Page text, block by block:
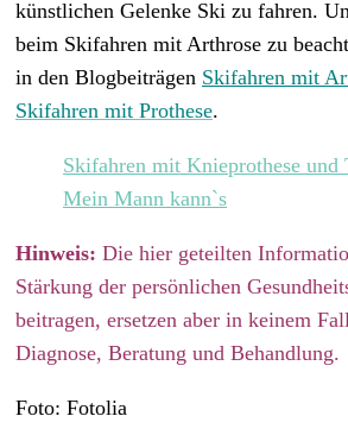
künstlichen Gelenke Ski zu fahren.
beim Skifahren mit Arthrose zu
in den Blogbeiträgen Skifahren mit
Skifahren mit Prothese.
Skifahren mit Knieprothese und
Mein Mann kann`s
Hinweis: Die hier geteilten
Stärkung der persönlichen
beitragen, ersetzen aber in keinem
Diagnose, Beratung und Behandlung.
Foto: Fotolia